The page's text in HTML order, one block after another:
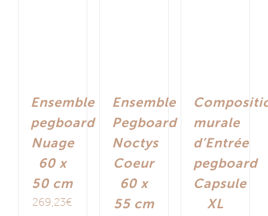
Ensemble
pegboard
Nuage
60 x
50 cm
269,23€
Ensemble
Pegboard
Noctys
Coeur
60 x
55 cm
murale
d’Entrée
pegboard
Capsule
XL